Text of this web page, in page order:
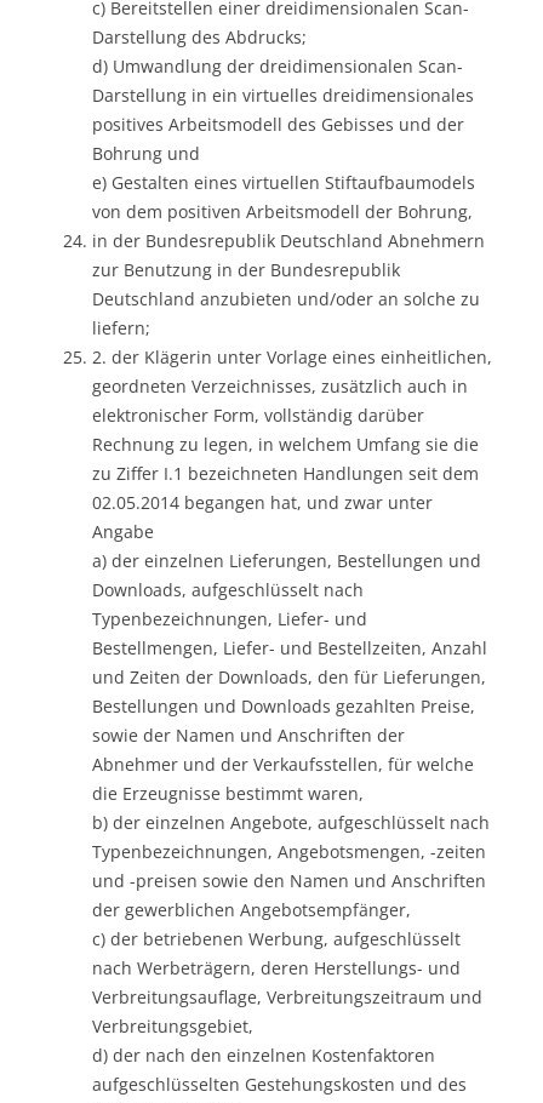
c) Bereitstellen einer dreidimensionalen Scan-
Darstellung des Abdrucks;
d) Umwandlung der dreidimensionalen Scan-
Darstellung in ein virtuelles dreidimensionales
positives Arbeitsmodell des Gebisses und der
Bohrung und
e) Gestalten eines virtuellen Stiftaufbaumodels
von dem positiven Arbeitsmodell der Bohrung,
in der Bundesrepublik Deutschland Abnehmern
zur Benutzung in der Bundesrepublik
Deutschland anzubieten und/oder an solche zu
liefern;
2. der Klägerin unter Vorlage eines einheitlichen,
geordneten Verzeichnisses, zusätzlich auch in
elektronischer Form, vollständig darüber
Rechnung zu legen, in welchem Umfang sie die
zu Ziffer I.1 bezeichneten Handlungen seit dem
02.05.2014 begangen hat, und zwar unter
Angabe
a) der einzelnen Lieferungen, Bestellungen und
Downloads, aufgeschlüsselt nach
Typenbezeichnungen, Liefer- und
Bestellmengen, Liefer- und Bestellzeiten, Anzahl
und Zeiten der Downloads, den für Lieferungen,
Bestellungen und Downloads gezahlten Preise,
sowie der Namen und Anschriften der
Abnehmer und der Verkaufsstellen, für welche
die Erzeugnisse bestimmt waren,
b) der einzelnen Angebote, aufgeschlüsselt nach
Typenbezeichnungen, Angebotsmengen, -zeiten
und -preisen sowie den Namen und Anschriften
der gewerblichen Angebotsempfänger,
c) der betriebenen Werbung, aufgeschlüsselt
nach Werbeträgern, deren Herstellungs- und
Verbreitungsauflage, Verbreitungszeitraum und
Verbreitungsgebiet,
d) der nach den einzelnen Kostenfaktoren
aufgeschlüsselten Gestehungskosten und des